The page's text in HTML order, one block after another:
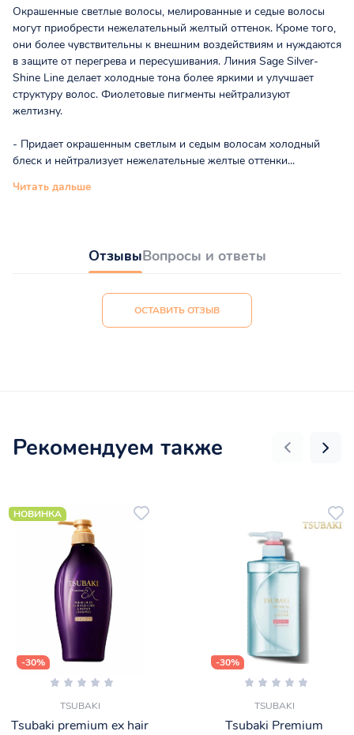
Окрашенные светлые волосы, мелированные и седые волосы
могут приобрести нежелательный желтый оттенок. Кроме того,
они более чувствительны к внешним воздействиям и нуждаются
в защите от перегрева и пересушивания. Линия Sage Silver-
Shine Line делает холодные тона более яркими и улучшает
структуру волос. Фиолетовые пигменты нейтрализуют
желтизну.
- Придает окрашенным светлым и седым волосам холодный
блеск и нейтрализует нежелательные желтые оттенки...
Читать дальше
ОтзывыВопросы и ответы
ОСТАВИТЬ ОТЗЫВ
Рекомендуем также
НОВИНКА
-30%
TSUBAKI
Tsubaki premium ex hair
-30%
TSUBAKI
Tsubaki Premium